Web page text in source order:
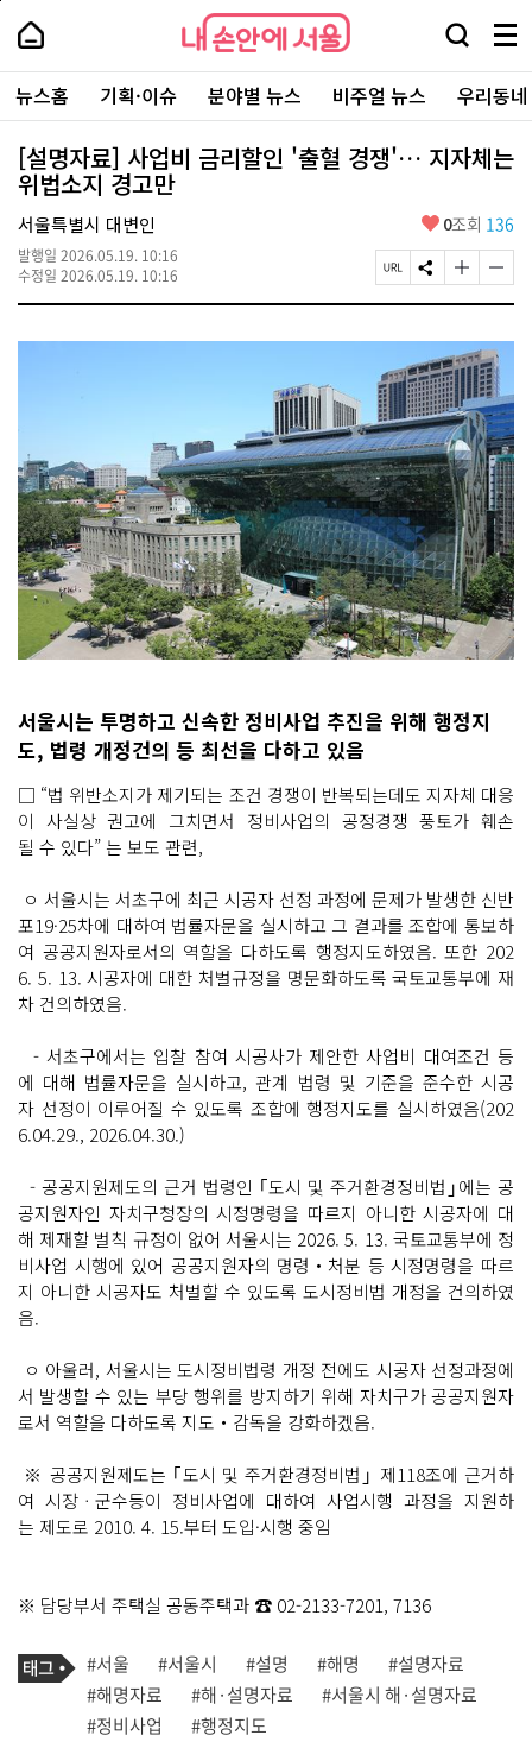
본
로
가
내
손
안
에
서
울
-
서
울
시
대
표
소
통
포
내
손
에
울
검
창
열
기
메
뉴
전
체
보
주
요
서
뉴스홈 기획·이슈 분야별 뉴스 비주얼 뉴스 우리동
[설명자료] 사업비 금리할인 '출혈 경쟁'… 지자체는
위법소지 경고만
서울특별시 대변인
발행일 2026.05.19. 10:16
수정일 2026.05.19. 10:16
좋
요
0조회 136
페
이
U
L
복
사
S
N
공
유
하
기
글
자
기
크
게
변
경
하
기
글
자
기
작
게
변
경
하
기
서울시는 투명하고 신속한 정비사업 추진을 위해 행정지
도, 법령 개정건의 등 최선을 다하고 있음
□ “법 위반소지가 제기되는 조건 경쟁이 반복되는데도 지자체 대응
이 사실상 권고에 그치면서 정비사업의 공정경쟁 풍토가 훼손
될 수 있다” 는 보도 관련,
ㅇ 서울시는 서초구에 최근 시공자 선정 과정에 문제가 발생한 신반
포19·25차에 대하여 법률자문을 실시하고 그 결과를 조합에 통보하
여 공공지원자로서의 역할을 다하도록 행정지도하였음. 또한 202
6. 5. 13. 시공자에 대한 처벌규정을 명문화하도록 국토교통부에 재
차 건의하였음.
- 서초구에서는 입찰 참여 시공사가 제안한 사업비 대여조건 등
에 대해 법률자문을 실시하고, 관계 법령 및 기준을 준수한 시공
자 선정이 이루어질 수 있도록 조합에 행정지도를 실시하였음(202
6.04.29., 2026.04.30.)
- 공공지원제도의 근거 법령인 ｢도시 및 주거환경정비법｣에는 공
공지원자인 자치구청장의 시정명령을 따르지 아니한 시공자에 대
해 제재할 벌칙 규정이 없어 서울시는 2026. 5. 13. 국토교통부에 정
비사업 시행에 있어 공공지원자의 명령‧처분 등 시정명령을 따르
지 아니한 시공자도 처벌할 수 있도록 도시정비법 개정을 건의하였
음.
ㅇ 아울러, 서울시는 도시정비법령 개정 전에도 시공자 선정과정에
서 발생할 수 있는 부당 행위를 방지하기 위해 자치구가 공공지원자
로서 역할을 다하도록 지도‧감독을 강화하겠음.
※ 공공지원제도는 ｢도시 및 주거환경정비법｣ 제118조에 근거하
여 시장ㆍ군수등이 정비사업에 대하여 사업시행 과정을 지원하
는 제도로 2010. 4. 15.부터 도입·시행 중임
※ 담당부서 주택실 공동주택과 ☎ 02-2133-7201, 7136
기
사
관
련
태
태
그
#서울 #서울시 #설명 #해명
#설명자료
#해명자료
#해·설명자료
#서울시 해·설명자료
#정비사업
#행정지도
페
상
단
로